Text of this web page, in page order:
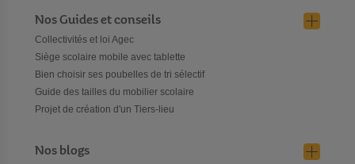
Nos Guides et conseils
Collectivités et loi Agec
Siège scolaire mobile avec tablette
Bien choisir ses poubelles de tri sélectif
Guide des tailles du mobilier scolaire
Projet de création d'un Tiers-lieu
Nos blogs